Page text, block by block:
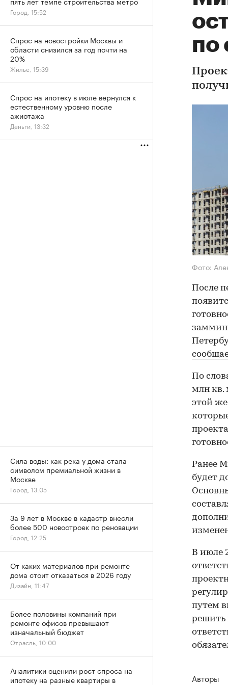
по
Фото:
После
По
млн кв.
этой
Ранее
будет
В июле
путем
решить
Авторы
Город, 15:52
Спрос на новостройки Москвы и
области снизился за год почти на
20%
Жилье, 15:39
Спрос на ипотеку в июле вернулся к
естественному уровню после
ажиотажа
Деньги, 13:32
Сила воды: как река у дома стала
символом премиальной жизни в
Москве
Город, 13:05
За 9 лет в Москве в кадастр внесли
более 500 новостроек по реновации
Город, 12:25
От каких материалов при ремонте
дома стоит отказаться в 2026 году
Дизайн, 11:47
Более половины компаний при
ремонте офисов превышают
изначальный бюджет
Отрасль, 10:00
Аналитики оценили рост спроса на
ипотеку на разные квартиры в